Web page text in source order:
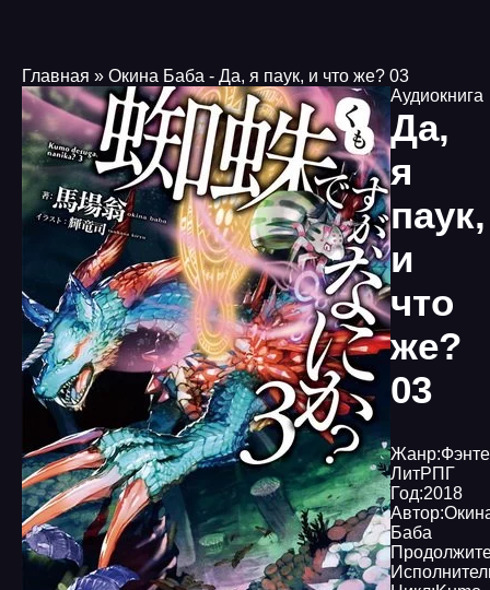
Главная » Окина Баба - Да, я паук, и что же? 03
Аудиокнига
Да,
я
паук,
и
что
же?
03
Жанр:
ЛитРПГ
Год:2018
Автор:
Баба